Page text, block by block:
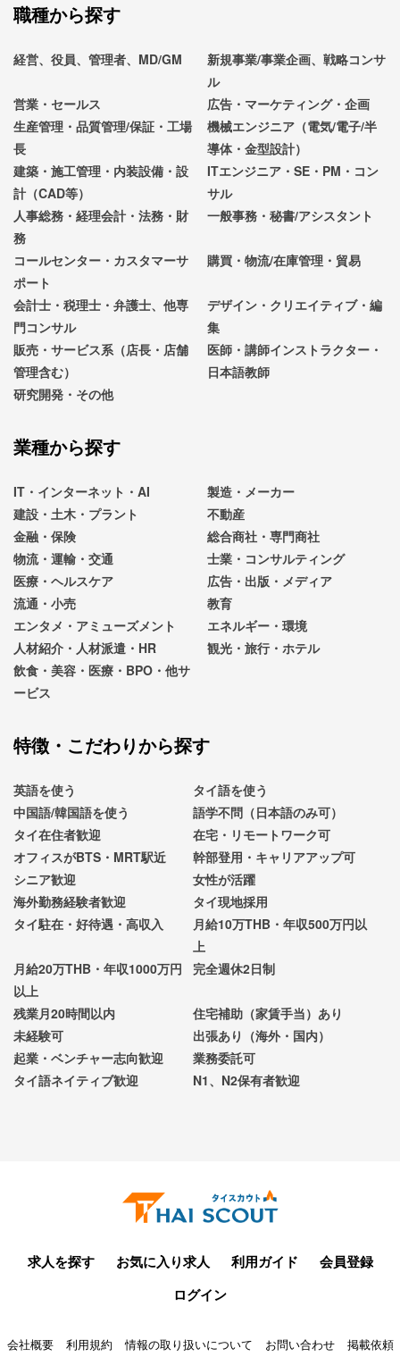
職種から探す
経営、役員、管理者、MD/GM
新規事業/事業企画、戦略コンサ
ル
営業・セールス
広告・マーケティング・企画
生産管理・品質管理/保証・工場
長
機械エンジニア（電気/電子/半
導体・金型設計）
建築・施工管理・内装設備・設
計（CAD等）
ITエンジニア・SE・PM・コン
サル
人事総務・経理会計・法務・財
務
一般事務・秘書/アシスタント
コールセンター・カスタマーサ
ポート
購買・物流/在庫管理・貿易
会計士・税理士・弁護士、他専
門コンサル
デザイン・クリエイティブ・編
集
販売・サービス系（店長・店舗
管理含む）
医師・講師インストラクター・
日本語教師
研究開発・その他
業種から探す
IT・インターネット・AI
製造・メーカー
建設・土木・プラント
不動産
金融・保険
総合商社・専門商社
物流・運輸・交通
士業・コンサルティング
医療・ヘルスケア
広告・出版・メディア
流通・小売
教育
エンタメ・アミューズメント
エネルギー・環境
人材紹介・人材派遣・HR
観光・旅行・ホテル
飲食・美容・医療・BPO・他サ
ービス
特徴・こだわりから探す
英語を使う
タイ語を使う
中国語/韓国語を使う
語学不問（日本語のみ可）
タイ在住者歓迎
在宅・リモートワーク可
オフィスがBTS・MRT駅近
幹部登用・キャリアアップ可
シニア歓迎
女性が活躍
海外勤務経験者歓迎
タイ現地採用
タイ駐在・好待遇・高収入
月給10万THB・年収500万円以
上
月給20万THB・年収1000万円
以上
完全週休2日制
残業月20時間以内
住宅補助（家賃手当）あり
未経験可
出張あり（海外・国内）
起業・ベンチャー志向歓迎
業務委託可
タイ語ネイティブ歓迎
N1、N2保有者歓迎
求人を探す お気に入り求人 利用ガイド
会員登録
ログイン
会社概要 利用規約 情報の取り扱いについて お問い合わせ 掲載依頼